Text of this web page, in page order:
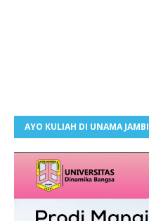
AYO KULIAH DI UNAMA JAMBI